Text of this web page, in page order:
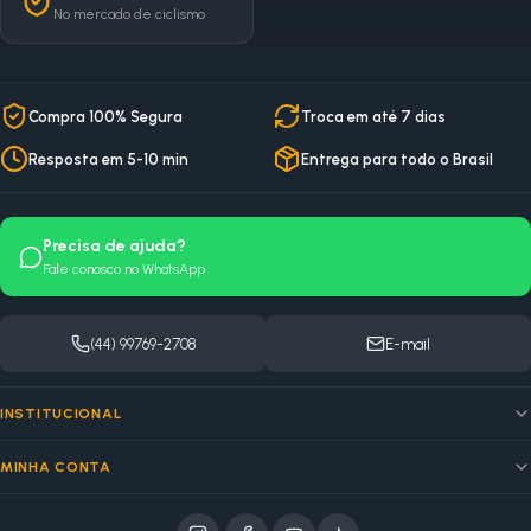
No mercado de ciclismo
Compra 100% Segura Troca em até 7 dias
Resposta em 5-10 min Entrega para todo o Brasil
Precisa de ajuda?
Fale conosco no WhatsApp
(44) 99769-2708 E-mail
INSTITUCIONAL
MINHA CONTA